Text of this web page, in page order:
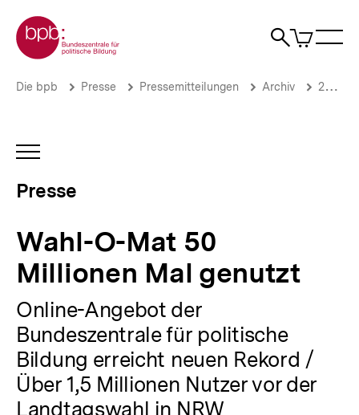
zum
Seiteninhalt
springen
Zur Startseite der bpb
Suche
Artikel
im
Wahl-
Millionen
Mal
bpb.de
Brotkrümelnavigation
Pfadnavigation
Die bpb Presse Pressemitteilungen Archiv 2017
INHALTSNAVIGATION
Presse
Wahl-O-Mat 50
Millionen Mal genutzt
Online-Angebot der
Bundeszentrale für politische
Bildung erreicht neuen Rekord /
Über 1,5 Millionen Nutzer vor der
Landtagswahl in NRW